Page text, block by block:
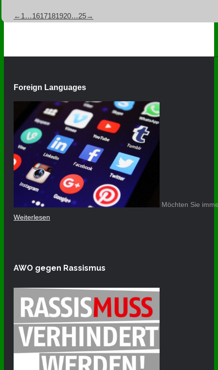
← 1 …1617181920…25→
Foreign Languages
Möchten Sie
Weiterlesen
AWO gegen Rassismus